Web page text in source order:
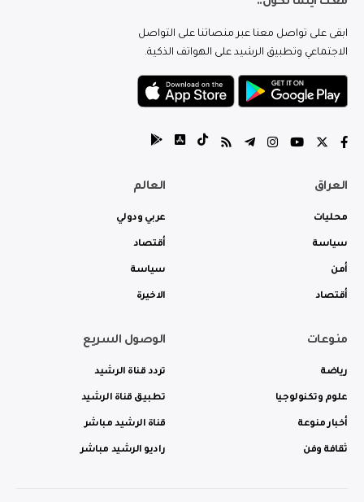
معك اينما تكون..
ابقى على تواصل معنا عبر منصاتنا على التواصل
الاجتماعي وتطبيق الرشيد على الهواتف الذكية.
العراق
محليات
سياسة
أمن
أقتصاد
العالم
عربي ودولي
أقتصاد
سياسة
الاخيرة
منوعات
رياضة
علوم وتكنولوجيا
أخبار منوعة
ثقافة وفن
الوصول السريع
تردد قناة الرشيد
تطبيق قناة الرشيد
قناة الرشيد مباشر
راديو الرشيد مباشر